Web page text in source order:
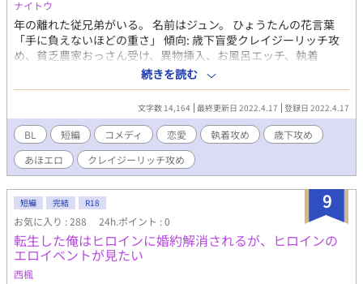
ナイトウ
年の離れた従兄弟がいる。 名前はジュン。 ひょうたんの花言葉
「手に負えないほどの重さ」 傾向: 歳下盲愛クレイジーリッチ攻
め、貧乏農家おっさん受け、異物挿入、お風呂エッチ、執着
————- ああいああこさんとたちゅ。さんの『花言葉企画花物
語』参加作です。 企画が気になる方はツイッターのハッシュタグ
#花言葉企画花物語 からどうぞ！
続きを読む
文字数 14,164 最終更新日 2022.4.17 登録日 2022.4.17
BL 短編 コメディ 恋愛 執着攻め
歳下攻め
あほエロ
クレイジーリッチ攻め
9
短編 完結 R18
お気に入り : 288 24h.ポイント : 0
転生した俺はヒロインに婚約解消されるが、ヒロインの
エロイベントが見たい
西楓